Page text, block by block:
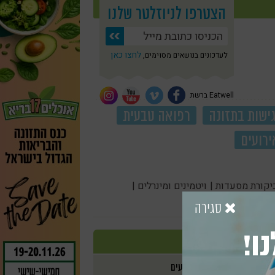
הצטרפו לניוזלטר שלנו
לעדכונים בנושאים מסוימים, לחצו כאן
Eatwell ברשת
גישות בתזונה
רפואה טבעית
מסעדות | ויטמינים ומינרלים |
אירועים
סגירה